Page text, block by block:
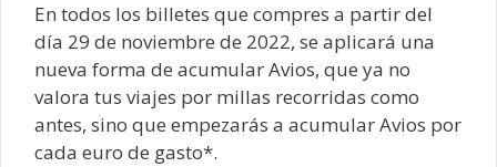
En todos los billetes que compres a partir del
día 29 de noviembre de 2022, se aplicará una
nueva forma de acumular Avios, que ya no
valora tus viajes por millas recorridas como
antes, sino que empezarás a acumular Avios por
cada euro de gasto*.